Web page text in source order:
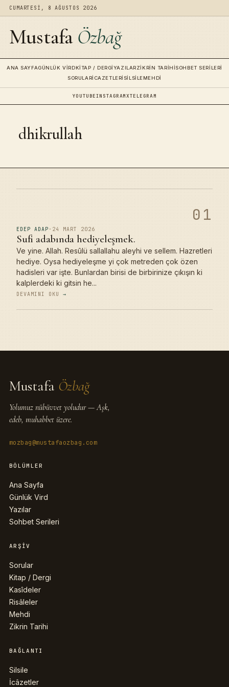
CUMARTESI, 8 AĞUSTOS 2026
Mustafa Özbağ
ANA SAYFAGÜNLÜK VIRDKITAP / DERGIYAZILARZIKRIN TARIHISOHBET SERILERI
SORULARİCAZETLERISILSILEMEHDI
YOUTUBEINSTAGRAMXTELEGRAM
dhikrullah
01
EDEP ADAP · 24 MART 2026
Sufi adabında hediyeleşmek.
Ve yine. Allah. Resûlü sallallahu aleyhi ve sellem. Hazretleri
hediye. Oysa hediyeleşme yi çok metreden çok özen
hadisleri var işte. Bunlardan birisi de birbirinize çıkışın ki
kalplerdeki ki gitsin he...
DEVAMINI OKU →
Mustafa Özbağ
Yolumuz nübüvvet yoludur — Aşk,
edeb, muhabbet üzere.
mozbag@mustafaozbag.com
BÖLÜMLER
Ana Sayfa
Günlük Vird
Yazılar
Sohbet Serileri
ARŞIV
Sorular
Kitap / Dergi
Kasîdeler
Risâleler
Mehdi
Zikrin Tarihi
BAĞLANTI
Silsile
İcâzetler